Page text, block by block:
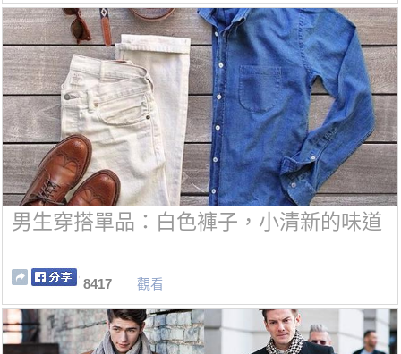
男生穿搭單品：白色褲子，小清新的味道
8417 觀看